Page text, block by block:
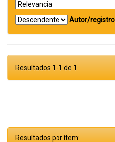
Autor/registro
Resultados 1-1 de 1.
Resultados por ítem: